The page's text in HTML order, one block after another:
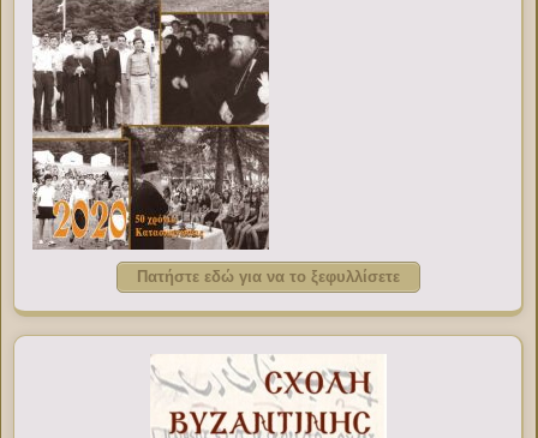
Πατήστε εδώ για να το ξεφυλλίσετε